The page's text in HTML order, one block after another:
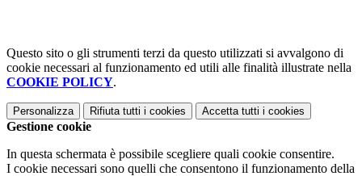
Questo sito o gli strumenti terzi da questo utilizzati si avvalgono di
cookie necessari al funzionamento ed utili alle finalità illustrate nella
COOKIE POLICY.
Personalizza Rifiuta tutti i cookies Accetta tutti i cookies
Gestione cookie
In questa schermata è possibile scegliere quali cookie consentire.
I cookie necessari sono quelli che consentono il funzionamento della